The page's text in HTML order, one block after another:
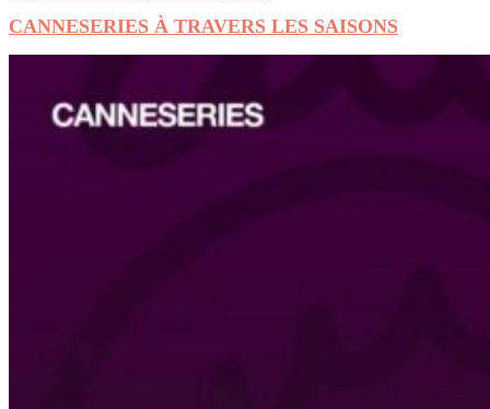
CANNESERIES À TRAVERS LES SAISONS